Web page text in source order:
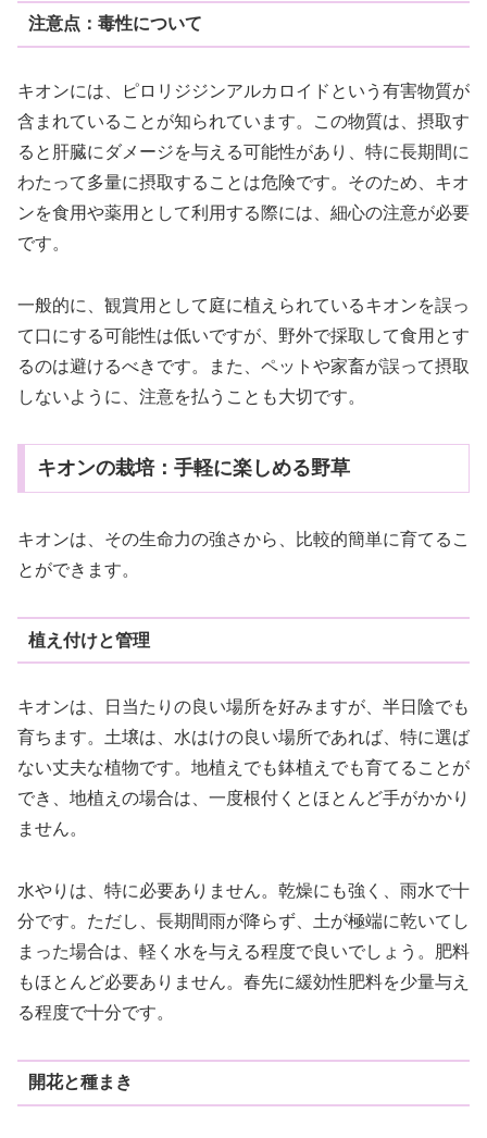
注意点：毒性について
キオンには、ピロリジジンアルカロイドという有害物質が
含まれていることが知られています。この物質は、摂取す
ると肝臓にダメージを与える可能性があり、特に長期間に
わたって多量に摂取することは危険です。そのため、キオ
ンを食用や薬用として利用する際には、細心の注意が必要
です。
一般的に、観賞用として庭に植えられているキオンを誤っ
て口にする可能性は低いですが、野外で採取して食用とす
るのは避けるべきです。また、ペットや家畜が誤って摂取
しないように、注意を払うことも大切です。
キオンの栽培：手軽に楽しめる野草
キオンは、その生命力の強さから、比較的簡単に育てるこ
とができます。
植え付けと管理
キオンは、日当たりの良い場所を好みますが、半日陰でも
育ちます。土壌は、水はけの良い場所であれば、特に選ば
ない丈夫な植物です。地植えでも鉢植えでも育てることが
でき、地植えの場合は、一度根付くとほとんど手がかかり
ません。
水やりは、特に必要ありません。乾燥にも強く、雨水で十
分です。ただし、長期間雨が降らず、土が極端に乾いてし
まった場合は、軽く水を与える程度で良いでしょう。肥料
もほとんど必要ありません。春先に緩効性肥料を少量与え
る程度で十分です。
開花と種まき